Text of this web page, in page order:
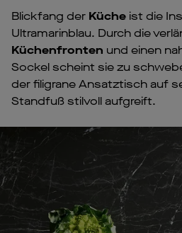
Blickfang der Küche ist die
Ultramarinblau. Durch die
Küchenfronten und einen
Sockel scheint sie zu
der filigrane Ansatztisch auf
Standfuß stilvoll aufgreift.